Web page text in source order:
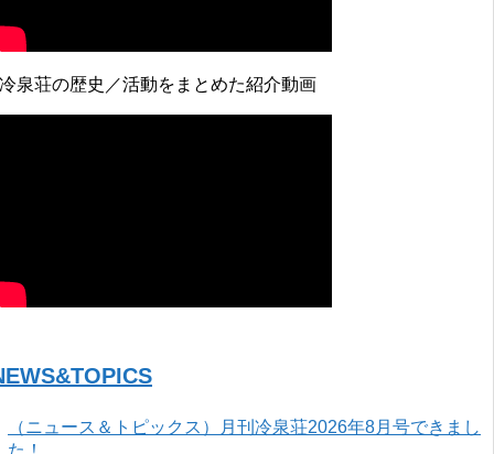
泉荘の歴史／活動をまとめた紹介動画
（ニュース＆トピックス）月刊冷泉荘2026年8月号できまし